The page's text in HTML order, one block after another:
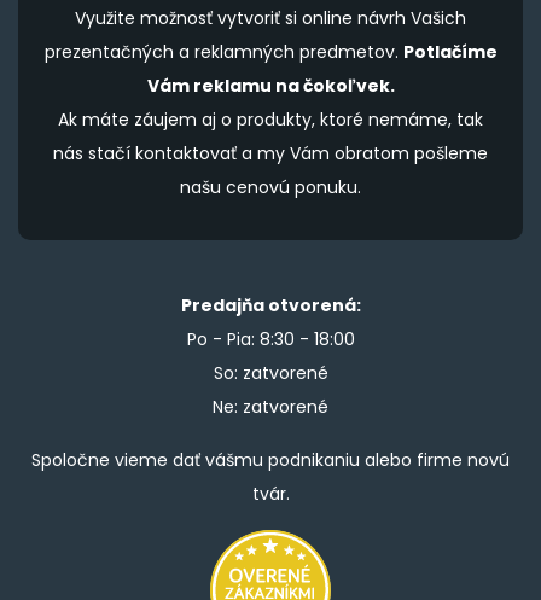
Využite možnosť vytvoriť si online návrh Vašich
prezentačných a reklamných predmetov. Potlačíme
Vám reklamu na čokoľvek.
Ak máte záujem aj o produkty, ktoré nemáme, tak
nás stačí kontaktovať a my Vám obratom pošleme
našu cenovú ponuku.
Predajňa otvorená:
Po - Pia: 8:30 - 18:00
So: zatvorené
Ne: zatvorené
Spoločne vieme dať vášmu podnikaniu alebo firme novú
tvár.